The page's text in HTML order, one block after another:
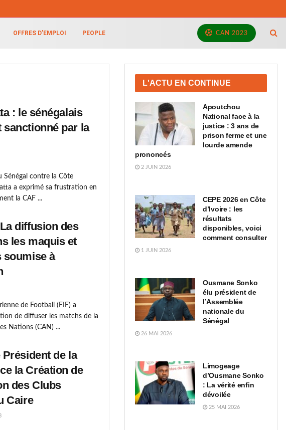
OFFRES D’EMPLOI PEOPLE CAN 2023
: le sénégalais
sanctionné par la
Sénégal contre la Côte
a exprimé sa frustration en
la CAF ...
diffusion des
les maquis et
soumise à
de Football (FIF) a
de diffuser les matchs de la
Nations (CAN) ...
Président de la
la Création de
des Clubs
Caire
L'ACTU EN CONTINUE
Apoutchou
National face à la
justice : 3 ans de
prison ferme et une
lourde amende
prononcés
2 JUIN 2026
CEPE 2026 en Côte
d’Ivoire : les
résultats
disponibles, voici
comment consulter
1 JUIN 2026
Ousmane Sonko
élu président de
l’Assemblée
nationale du
Sénégal
26 MAI 2026
Limogeage
d’Ousmane Sonko
: La vérité enfin
dévoilée
25 MAI 2026